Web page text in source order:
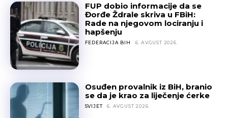
FUP dobio informacije da se
Đorđe Ždrale skriva u FBiH:
Rade na njegovom lociranju i
hapšenju
FEDERACIJA BIH 6. AVGUST 2026.
Osuđen provalnik iz BiH, branio
se da je krao za liječenje ćerke
SVIJET 6. AVGUST 2026.